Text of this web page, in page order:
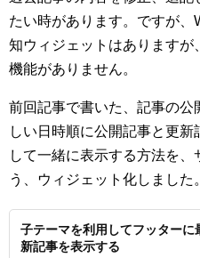
たい時があります。ですが、
知ウィジェットはありますが
機能がありません。
前回記事で書いた、記事の
しい日時順に公開記事と更
して一緒に表示する方法を
う、ウィジェット化しました。
子テーマを利用してフッターに
新記事を表示する